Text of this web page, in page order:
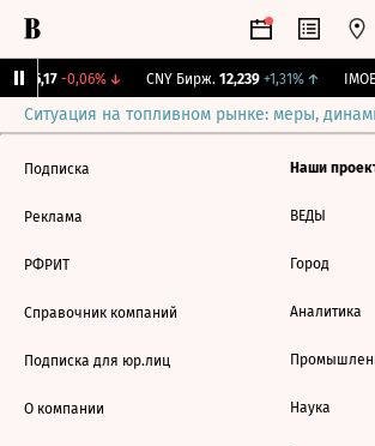
115,17 -0,06%↓ CNY Бирж. 12,239 +1,31%↑
Ситуация на топливном рынке: меры,
Подписка
Реклама
РФРИТ
Справочник компаний
Подписка для юр.лиц
О компании
Наши
ВЕДЫ
Город
Аналитика
Наука